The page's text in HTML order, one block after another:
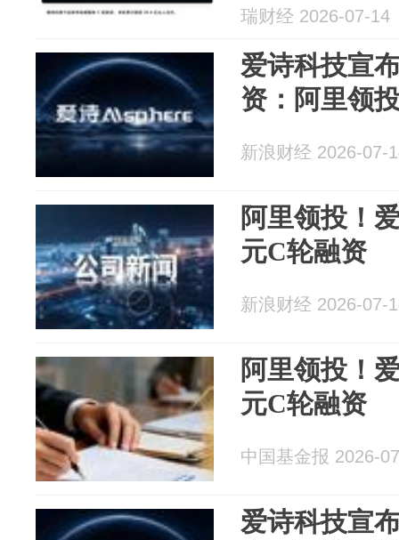
瑞财经 2026-07-14
爱诗科技宣
资：阿里领
新浪财经 2026-07-
阿里领投！
元C轮融资
新浪财经 2026-07-
阿里领投！
元C轮融资
中国基金报 2026-
爱诗科技宣